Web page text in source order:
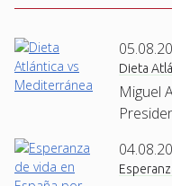
Dieta
Miguel